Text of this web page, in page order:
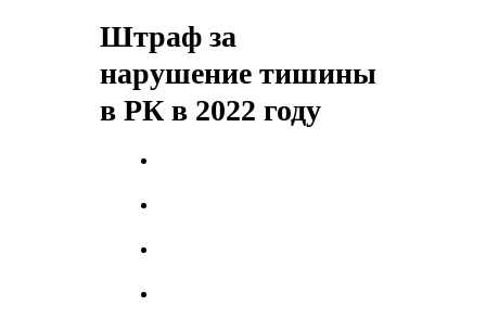
Штраф за
нарушение тишины
в РК в 2022 году